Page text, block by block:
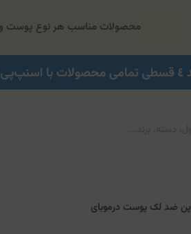
محصولات مناسب هر نوع پوست
پن ضد لک پوست درموبای